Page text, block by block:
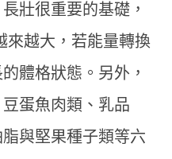
壯很重要的基礎，
來越大，若能量轉換
體格狀態。另外，
蛋魚肉類、乳品
與堅果種子類等六